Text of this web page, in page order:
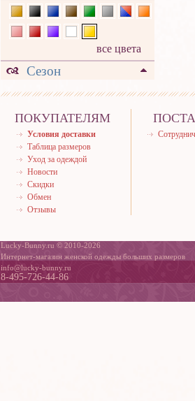
все цвета
Сезон
ПОКУПАТЕЛЯМ
Условия доставки
Таблица размеров
Уход за одеждой
Новости
Скидки
Обмен
Отзывы
Lucky-Bunny.ru © 2010-2026
Интернет-магазин женской одежды больших размеров
info@lucky-bunny.ru
8-495-726-44-86